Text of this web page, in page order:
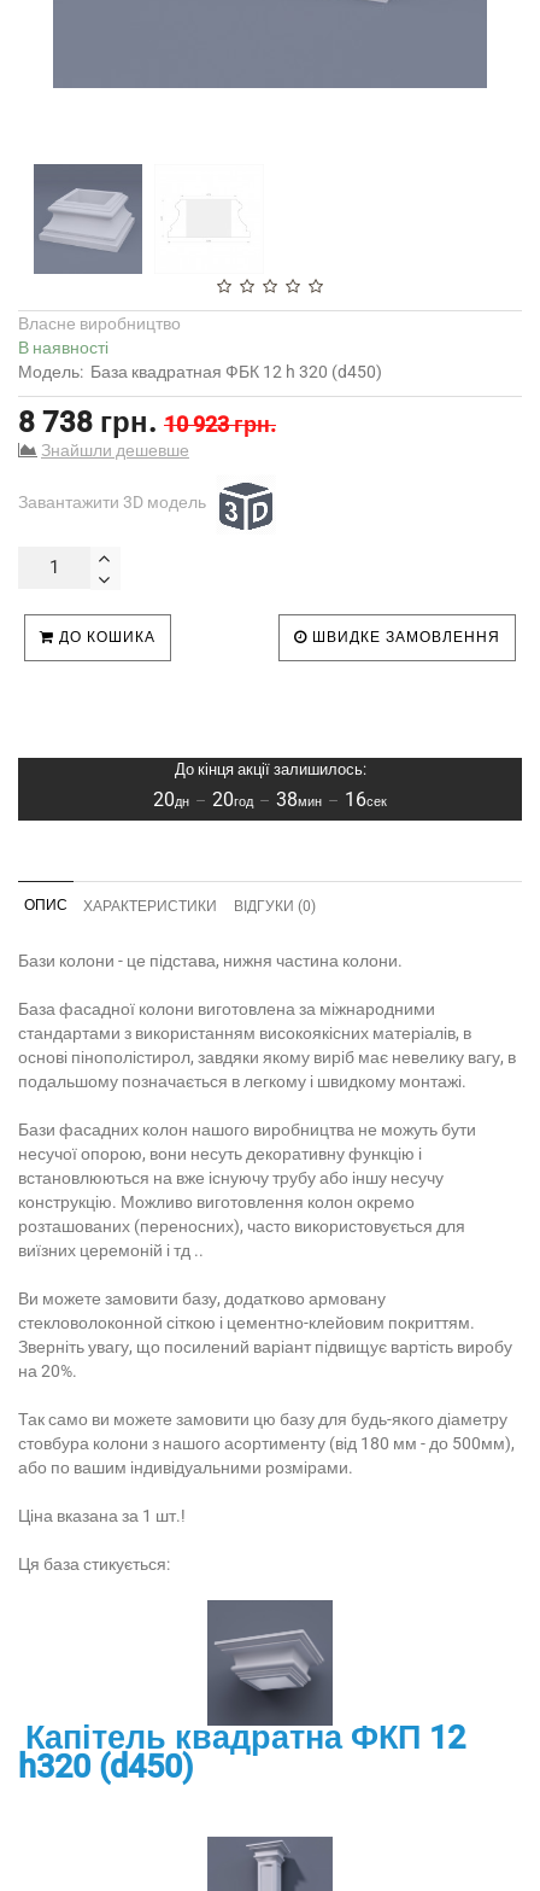
Власне виробництво
В наявності
Модель: База квадратная ФБК 12 h 320 (d450)
8 738 грн. 10 923 грн.
Знайшли дешевше
Завантажити 3D модель
ДО КОШИКА ШВИДКЕ ЗАМОВЛЕННЯ
До кінця акції залишилось:
20дн – 20год – 38мин – 15сек
ОПИС ХАРАКТЕРИСТИКИ ВІДГУКИ (0)
Бази колони - це підстава, нижня частина колони.
База фасадної колони виготовлена ​​за міжнародними
стандартами з використанням високоякісних матеріалів, в
основі пінополістирол, завдяки якому виріб має невелику вагу, в
подальшому позначається в легкому і швидкому монтажі.
Бази фасадних колон нашого виробництва не можуть бути
несучої опорою, вони несуть декоративну функцію і
встановлюються на вже існуючу трубу або іншу несучу
конструкцію. Можливо виготовлення колон окремо
розташованих (переносних), часто використовується для
виїзних церемоній і тд ..
Ви можете замовити базу, додатково армовану
стекловолоконной сіткою і цементно-клейовим покриттям.
Зверніть увагу, що посилений варіант підвищує вартість виробу
на 20%.
Так само ви можете замовити цю базу для будь-якого діаметру
стовбура колони з нашого асортименту (від 180 мм - до 500мм),
або по вашим індивідуальними розмірами.
Ціна вказана за 1 шт.!
Ця база стикується:
Капітель квадратна ФКП 12
h320 (d450)